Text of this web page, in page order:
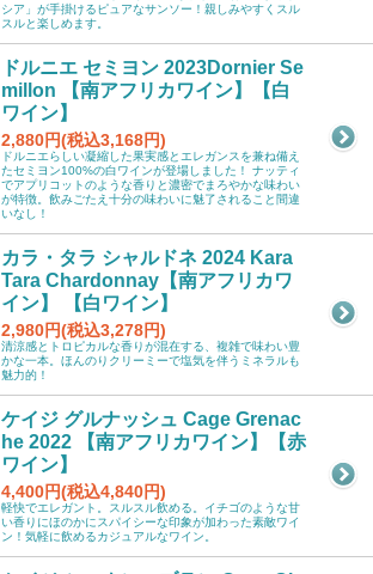
シア」が手掛けるピュアなサンソー！親しみやすくスル
スルと楽しめます。
ドルニエ セミヨン 2023Dornier Se
millon 【南アフリカワイン】【白
ワイン】
2,880円(税込3,168円)
ドルニエらしい凝縮した果実感とエレガンスを兼ね備え
たセミヨン100%の白ワインが登場しました！ ナッティ
でアプリコットのような香りと濃密でまろやかな味わい
が特徴。飲みごたえ十分の味わいに魅了されること間違
いなし！
カラ・タラ シャルドネ 2024 Kara
Tara Chardonnay【南アフリカワ
イン】 【白ワイン】
2,980円(税込3,278円)
清涼感とトロピカルな香りが混在する、複雑で味わい豊
かな一本。ほんのりクリーミーで塩気を伴うミネラルも
魅力的！
ケイジ グルナッシュ Cage Grenac
he 2022 【南アフリカワイン】【赤
ワイン】
4,400円(税込4,840円)
軽快でエレガント。スルスル飲める。イチゴのような甘
い香りにほのかにスパイシーな印象が加わった素敵ワイ
ン！気軽に飲めるカジュアルなワイン。